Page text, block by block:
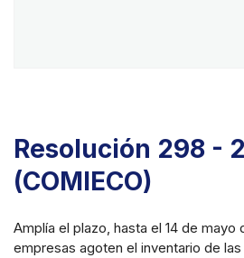
Resolución 298 -
(COMIECO)
Amplía el plazo, hasta el 14 de mayo
empresas agoten el inventario de